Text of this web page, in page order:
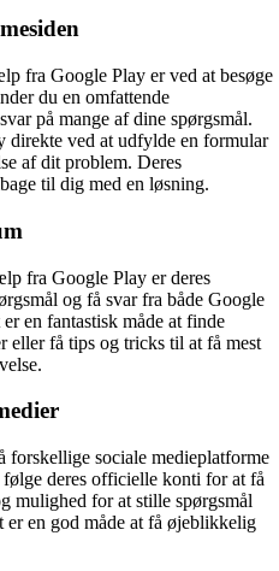
fra Google Play er ved at besøge
du en omfattende
på mange af dine spørgsmål.
direkte ved at udfylde en formular
af dit problem. Deres
til dig med en løsning.
fra Google Play er deres
og få svar fra både Google
en fantastisk måde at finde
eller få tips og tricks til at få mest
sociale medieplatforme
deres officielle konti for at få
mulighed for at stille spørgsmål
en god måde at få øjeblikkelig